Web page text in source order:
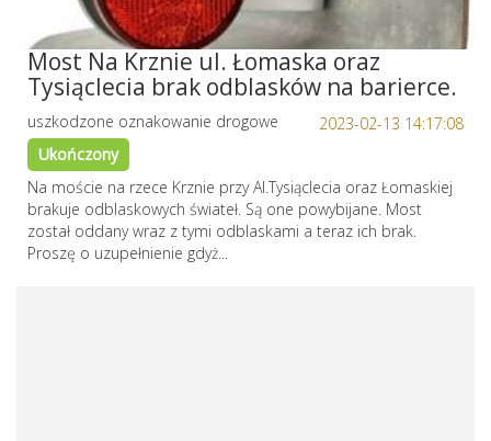
Most Na Krznie ul. Łomaska oraz
Tysiąclecia brak odblasków na barierce.
2023-02-13 14:17:08
uszkodzone oznakowanie drogowe
Ukończony
Na moście na rzece Krznie przy Al.Tysiąclecia oraz Łomaskiej
brakuje odblaskowych świateł. Są one powybijane. Most
został oddany wraz z tymi odblaskami a teraz ich brak.
Proszę o uzupełnienie gdyż...